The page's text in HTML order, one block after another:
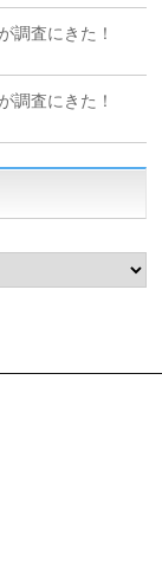
調査にきた！
調査にきた！